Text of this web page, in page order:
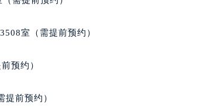
提前预约）
9层907室（需提前预约）
室（需提前预约）
室（需提前预约）
预约）
前预约）